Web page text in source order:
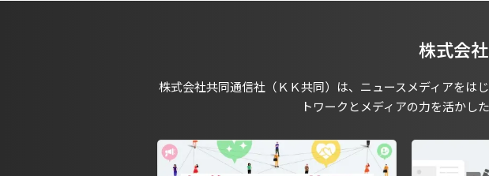
株式会
株式会社共同通信社（ＫＫ共同）は、ニュースメディアをは
トワークとメディアの力を活かし